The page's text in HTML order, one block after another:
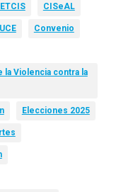
CISeAL
Convenio
la Violencia contra la
Elecciones 2025